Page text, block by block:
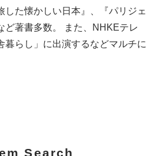
た懐かしい日本』、『パリジェ
ど著書多数。 また、NHKEテレ
暮らし」に出演するなどマルチに
Search